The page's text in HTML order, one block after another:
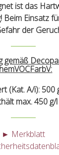
ist das
Beim Einsatz
der
gemäß
(Kat. A/i): 500
max. 450 g/l
► Merkblatt